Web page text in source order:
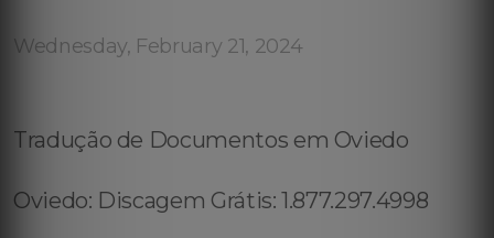
Wednesday, February 21, 2024
Tradução de Documentos em Oviedo
Oviedo: Discagem Grátis: 1.877.297.4998